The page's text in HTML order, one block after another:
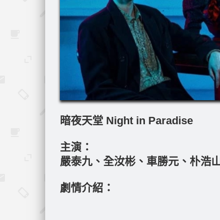
暗夜天堂 Night in Paradise
主演：
嚴泰九、全汝彬、車勝元、朴浩
劇情介紹：